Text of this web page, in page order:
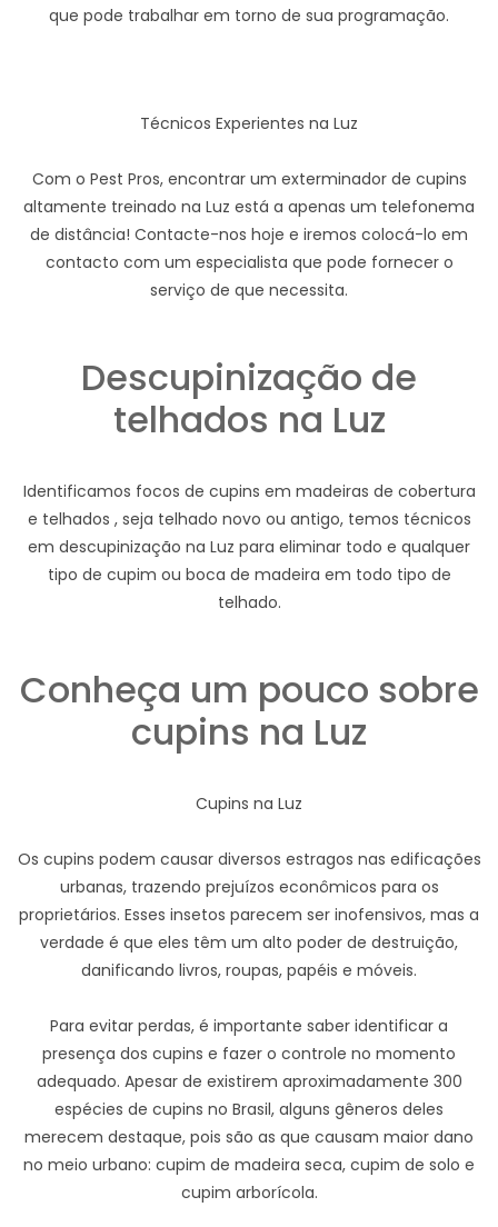
que pode trabalhar em torno de sua programação.
Técnicos Experientes na Luz
Com o Pest Pros, encontrar um exterminador de cupins
altamente treinado na Luz está a apenas um telefonema
de distância! Contacte-nos hoje e iremos colocá-lo em
contacto com um especialista que pode fornecer o
serviço de que necessita.
Descupinização de
telhados na Luz
Identificamos focos de cupins em madeiras de cobertura
e telhados , seja telhado novo ou antigo, temos técnicos
em descupinização na Luz para eliminar todo e qualquer
tipo de cupim ou boca de madeira em todo tipo de
telhado.
Conheça um pouco sobre
cupins na Luz
Cupins na Luz
Os cupins podem causar diversos estragos nas edificações
urbanas, trazendo prejuízos econômicos para os
proprietários. Esses insetos parecem ser inofensivos, mas a
verdade é que eles têm um alto poder de destruição,
danificando livros, roupas, papéis e móveis.
Para evitar perdas, é importante saber identificar a
presença dos cupins e fazer o controle no momento
adequado. Apesar de existirem aproximadamente 300
espécies de cupins no Brasil, alguns gêneros deles
merecem destaque, pois são as que causam maior dano
no meio urbano: cupim de madeira seca, cupim de solo e
cupim arborícola.